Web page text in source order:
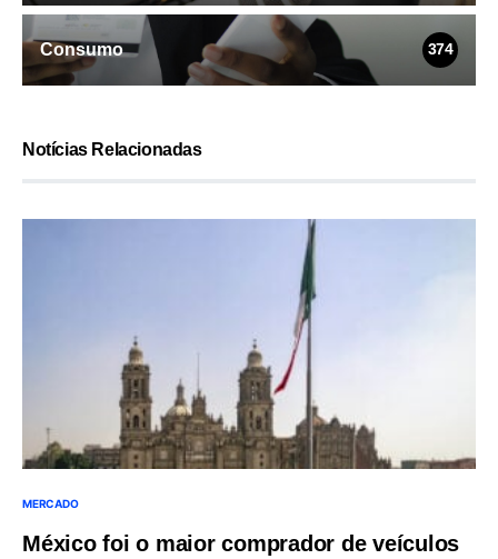
Consumo 374
Notícias Relacionadas
MERCADO
México foi o maior comprador de veículos